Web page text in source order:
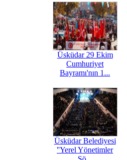
Üsküdar 29 Ekim
Cumhuriyet
Bayramı'nın 1...
Üsküdar Belediyesi
''Yerel Yönetimler